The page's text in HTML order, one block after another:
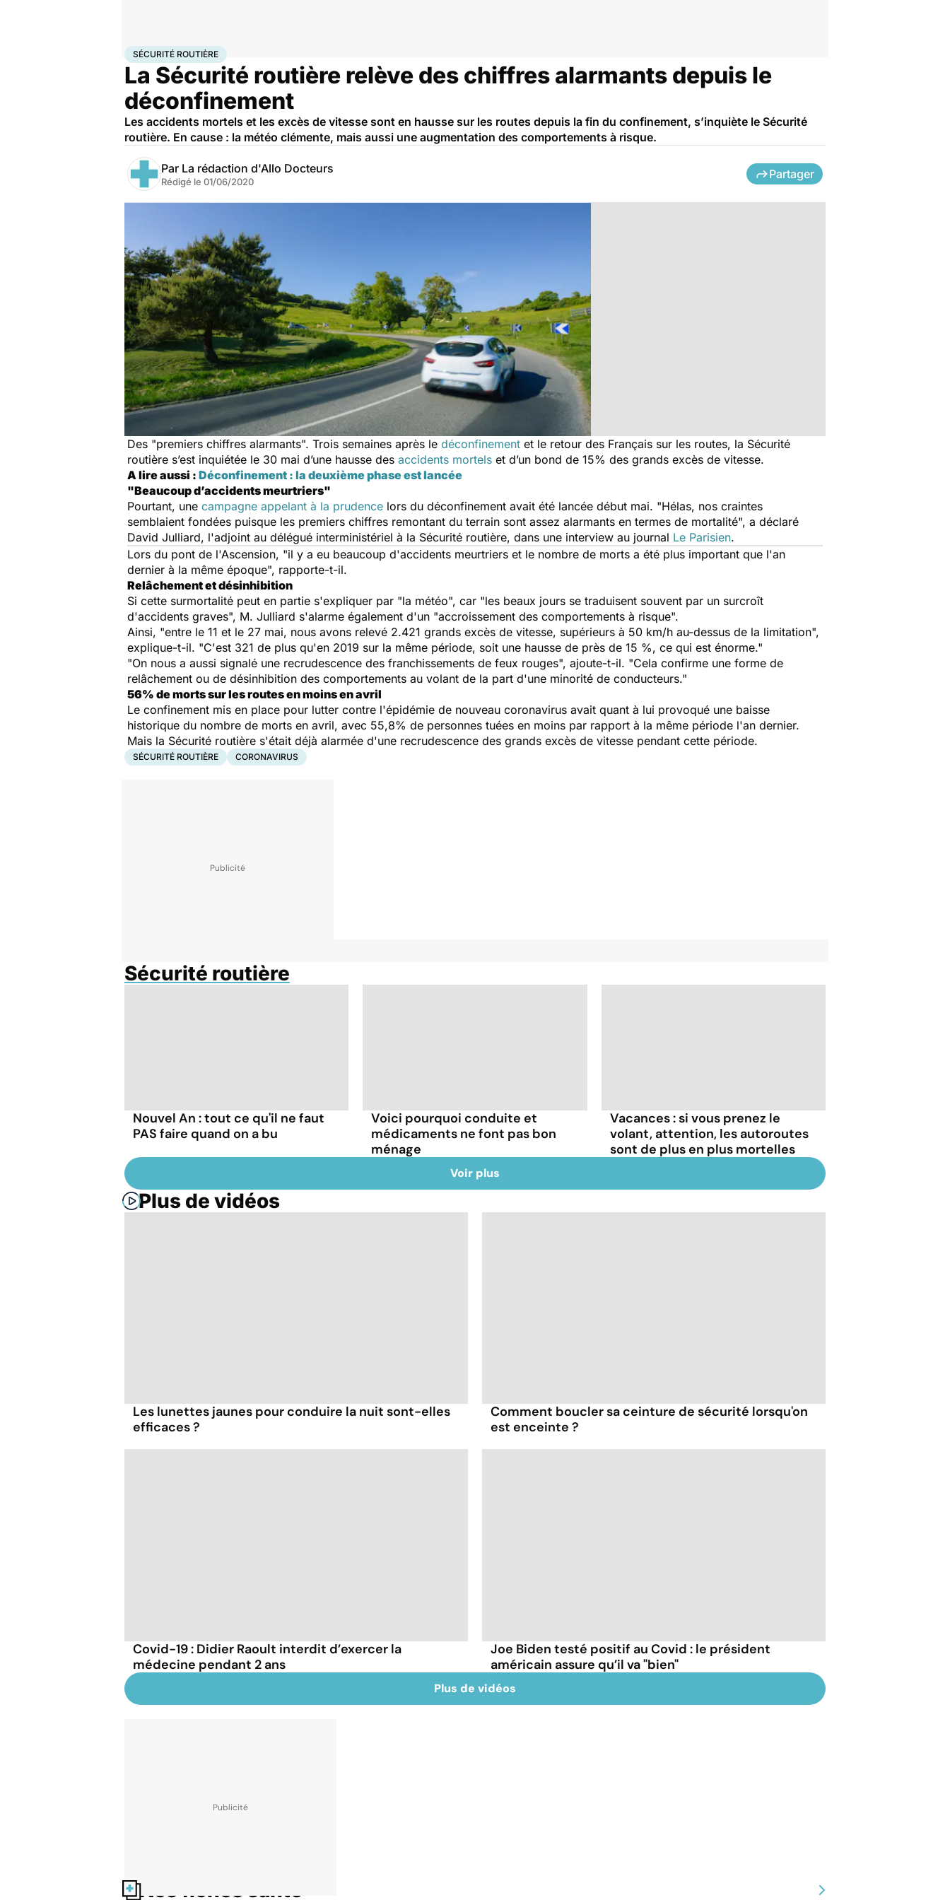
AccueilSanté MaladiesSécurité routière
SÉCURITÉ ROUTIÈRE
La Sécurité routière relève des chiffres alarmants depuis le
déconfinement
Les accidents mortels et les excès de vitesse sont en hausse sur les routes depuis la fin du confinement, s’inquiète le Sécurité
routière. En cause : la météo clémente, mais aussi une augmentation des comportements à risque.
Par La rédaction d'Allo Docteurs
Rédigé le 01/06/2020
Partager
Des "premiers chiffres alarmants". Trois semaines après le déconfinement et le retour des Français sur les routes, la Sécurité
routière s’est inquiétée le 30 mai d’une hausse des accidents mortels et d’un bond de 15% des grands excès de vitesse.
A lire aussi : Déconfinement : la deuxième phase est lancée
"Beaucoup d’accidents meurtriers"
Pourtant, une campagne appelant à la prudence lors du déconfinement avait été lancée début mai. "Hélas, nos craintes
semblaient fondées puisque les premiers chiffres remontant du terrain sont assez alarmants en termes de mortalité", a déclaré
David Julliard, l'adjoint au délégué interministériel à la Sécurité routière, dans une interview au journal Le Parisien.
Lors du pont de l'Ascension, "il y a eu beaucoup d'accidents meurtriers et le nombre de morts a été plus important que l'an
dernier à la même époque", rapporte-t-il.
Relâchement et désinhibition
Si cette surmortalité peut en partie s'expliquer par "la météo", car "les beaux jours se traduisent souvent par un surcroît
d'accidents graves", M. Julliard s'alarme également d'un "accroissement des comportements à risque".
Ainsi, "entre le 11 et le 27 mai, nous avons relevé 2.421 grands excès de vitesse, supérieurs à 50 km/h au-dessus de la limitation",
explique-t-il. "C'est 321 de plus qu'en 2019 sur la même période, soit une hausse de près de 15 %, ce qui est énorme."
"On nous a aussi signalé une recrudescence des franchissements de feux rouges", ajoute-t-il. "Cela confirme une forme de
relâchement ou de désinhibition des comportements au volant de la part d'une minorité de conducteurs."
56% de morts sur les routes en moins en avril
Le confinement mis en place pour lutter contre l'épidémie de nouveau coronavirus avait quant à lui provoqué une baisse
historique du nombre de morts en avril, avec 55,8% de personnes tuées en moins par rapport à la même période l'an dernier.
Mais la Sécurité routière s'était déjà alarmée d'une recrudescence des grands excès de vitesse pendant cette période.
SÉCURITÉ ROUTIÈRE CORONAVIRUS
Sécurité routière
Nouvel An : tout ce qu'il ne faut
PAS faire quand on a bu
Voici pourquoi conduite et
médicaments ne font pas bon
ménage
Vacances : si vous prenez le
volant, attention, les autoroutes
sont de plus en plus mortelles
Voir plus
Plus de vidéos
Les lunettes jaunes pour conduire la nuit sont-elles
efficaces ?
Comment boucler sa ceinture de sécurité lorsqu'on
est enceinte ?
Covid-19 : Didier Raoult interdit d’exercer la
médecine pendant 2 ans
Joe Biden testé positif au Covid : le président
américain assure qu’il va "bien"
Plus de vidéos
Nos fiches santé